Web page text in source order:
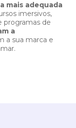
mais adequada
imersivos,
programas de
a
a sua marca e